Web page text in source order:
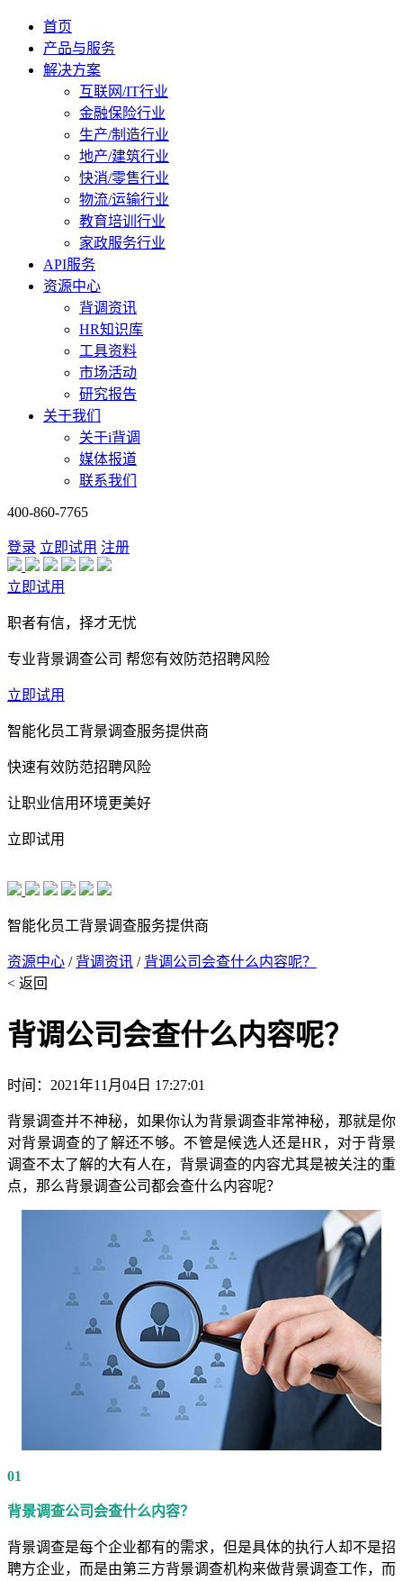
首页
产品与服务
解决方案
互联网/IT行业
金融保险行业
生产/制造行业
地产/建筑行业
快消/零售行业
物流/运输行业
教育培训行业
家政服务行业
API服务
资源中心
背调资讯
HR知识库
工具资料
市场活动
研究报告
关于我们
关于i背调
媒体报道
联系我们
400-860-7765
登录 立即试用 注册
立即试用
职者有信，择才无忧
专业背景调查公司 帮您有效防范招聘风险
立即试用
智能化员工背景调查服务提供商
快速有效防范招聘风险
让职业信用环境更美好
立即试用
智能化员工背景调查服务提供商
资源中心 / 背调资讯 / 背调公司会查什么内容呢？
< 返回
背调公司会查什么内容呢？
时间：2021年11月04日 17:27:01
背景调查并不神秘，如果你认为背景调查非常神秘，那就是你
对背景调查的了解还不够。不管是候选人还是HR，对于背景
调查不太了解的大有人在，背景调查的内容尤其是被关注的重
点，那么背景调查公司都会查什么内容呢？
01
背景调查公司会查什么内容？
背景调查是每个企业都有的需求，但是具体的执行人却不是招
聘方企业，而是由第三方背景调查机构来做背景调查工作，而